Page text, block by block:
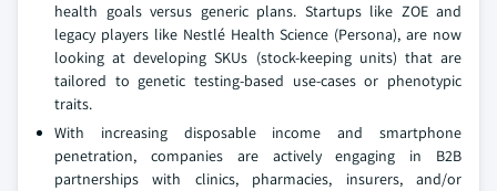
health goals versus generic plans. Startups like ZOE and
legacy players like Nestlé Health Science (Persona), are now
looking at developing SKUs (stock-keeping units) that are
tailored to genetic testing-based use-cases or phenotypic
traits.
With increasing disposable income and smartphone
penetration, companies are actively engaging in B2B
partnerships with clinics, pharmacies, insurers, and/or